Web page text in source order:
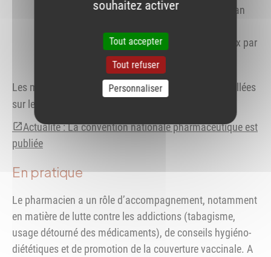
patients âgés polymédiqués pour le bilan
patients sous traitements anticancéreux par
voie orale.
Les modalités pratiques de mise en œuvre sont détaillées
sur le site
Actualité : La convention nationale pharmaceutique est
publiée
En pratique
Le pharmacien a un rôle d’accompagnement, notamment
en matière de lutte contre les addictions (tabagisme,
usage détourné des médicaments), de conseils hygiéno-
diététiques et de promotion de la couverture vaccinale. A
souhaitez activer
Tout accepter
Tout refuser
Personnaliser